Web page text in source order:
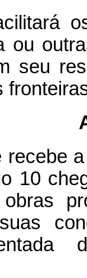
ou
seu
recebe
10